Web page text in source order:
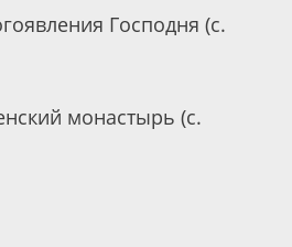
Господня (с.
монастырь (с.